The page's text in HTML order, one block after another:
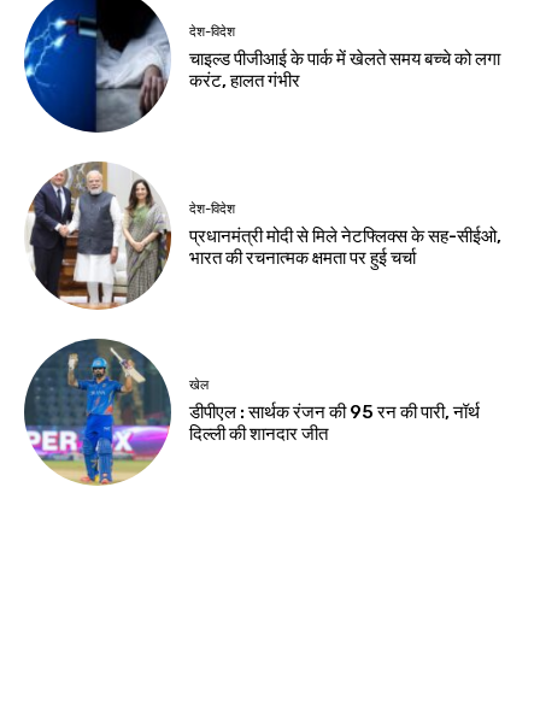
देश-विदेश
चाइल्ड पीजीआई के पार्क में खेलते समय बच्चे को लगा
करंट, हालत गंभीर
देश-विदेश
प्रधानमंत्री मोदी से मिले नेटफ्लिक्स के सह-सीईओ,
भारत की रचनात्मक क्षमता पर हुई चर्चा
खेल
डीपीएल : सार्थक रंजन की 95 रन की पारी, नॉर्थ
दिल्ली की शानदार जीत